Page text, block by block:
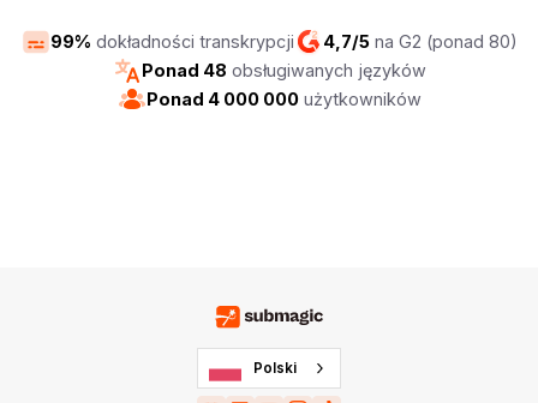
99% dokładności transkrypcji 4,7/5na G2 (ponad 80)
Ponad 48 obsługiwanych języków
Ponad 4 000 000użytkowników
Polski